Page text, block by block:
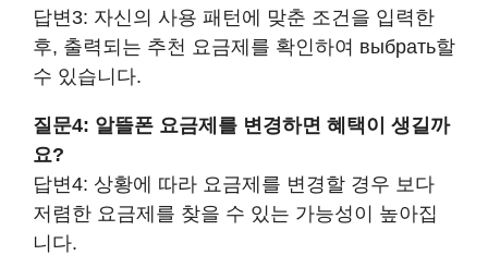
답변3: 자신의 사용 패턴에 맞춘 조건을 입력한
후, 출력되는 추천 요금제를 확인하여 выбрать할
수 있습니다.
질문4: 알뜰폰 요금제를 변경하면 혜택이 생길까
요?
답변4: 상황에 따라 요금제를 변경할 경우 보다
저렴한 요금제를 찾을 수 있는 가능성이 높아집
니다.